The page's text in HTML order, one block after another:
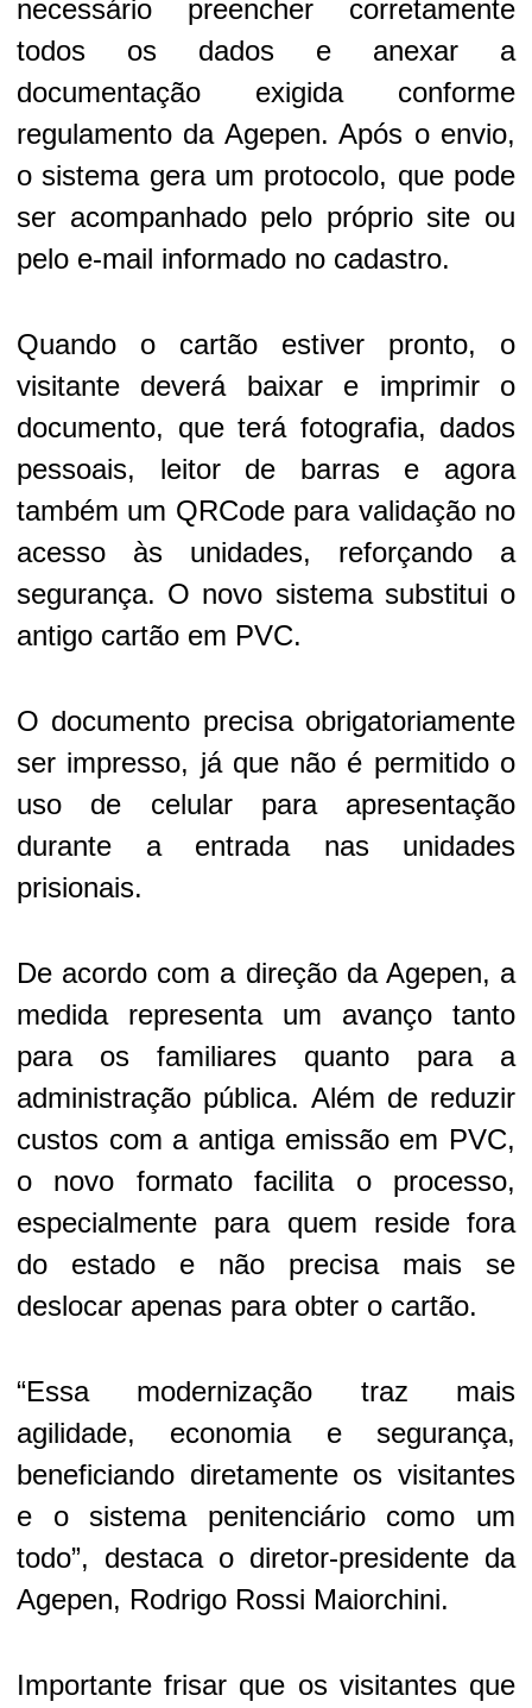
necessário preencher corretamente
todos os dados e anexar a
documentação exigida conforme
regulamento da Agepen. Após o envio,
o sistema gera um protocolo, que pode
ser acompanhado pelo próprio site ou
pelo e-mail informado no cadastro.
Quando o cartão estiver pronto, o
visitante deverá baixar e imprimir o
documento, que terá fotografia, dados
pessoais, leitor de barras e agora
também um QRCode para validação no
acesso às unidades, reforçando a
segurança. O novo sistema substitui o
antigo cartão em PVC.
O documento precisa obrigatoriamente
ser impresso, já que não é permitido o
uso de celular para apresentação
durante a entrada nas unidades
prisionais.
De acordo com a direção da Agepen, a
medida representa um avanço tanto
para os familiares quanto para a
administração pública. Além de reduzir
custos com a antiga emissão em PVC,
o novo formato facilita o processo,
especialmente para quem reside fora
do estado e não precisa mais se
deslocar apenas para obter o cartão.
“Essa modernização traz mais
agilidade, economia e segurança,
beneficiando diretamente os visitantes
e o sistema penitenciário como um
todo”, destaca o diretor-presidente da
Agepen, Rodrigo Rossi Maiorchini.
Importante frisar que os visitantes que